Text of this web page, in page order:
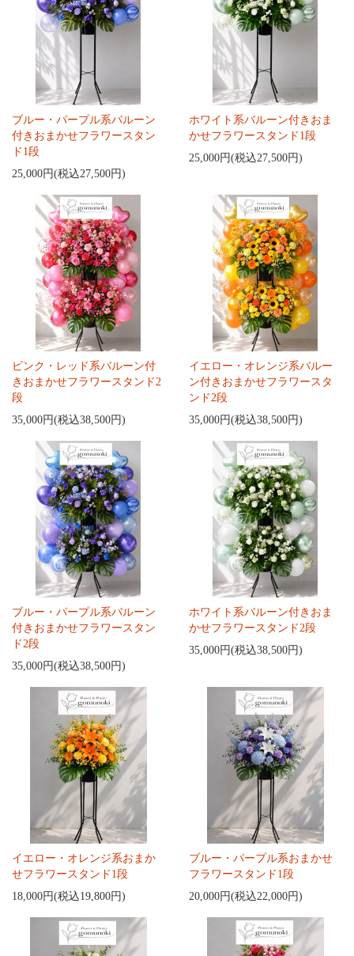
ブルー・パープル系バルーン
付きおまかせフラワースタン
ド1段
25,000円(税込27,500円)
ホワイト系バルーン付きおま
かせフラワースタンド1段
25,000円(税込27,500円)
ピンク・レッド系バルーン付
きおまかせフラワースタンド2
段
35,000円(税込38,500円)
イエロー・オレンジ系バルー
ン付きおまかせフラワースタ
ンド2段
35,000円(税込38,500円)
ブルー・パープル系バルーン
付きおまかせフラワースタン
ド2段
35,000円(税込38,500円)
ホワイト系バルーン付きおま
かせフラワースタンド2段
35,000円(税込38,500円)
イエロー・オレンジ系おまか
せフラワースタンド1段
18,000円(税込19,800円)
ブルー・パープル系おまかせ
フラワースタンド1段
20,000円(税込22,000円)